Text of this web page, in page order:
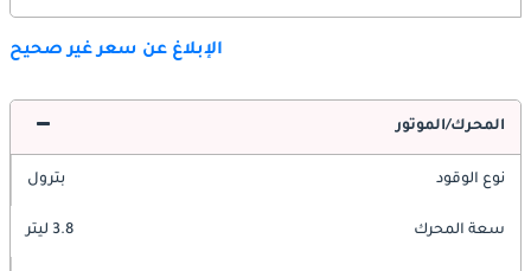
الإبلاغ عن سعر غير صحيح
المحرك/الموتور
نوع الوقود بترول
سعة المحرك 3.8 ليتر